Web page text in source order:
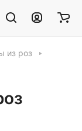
из роз